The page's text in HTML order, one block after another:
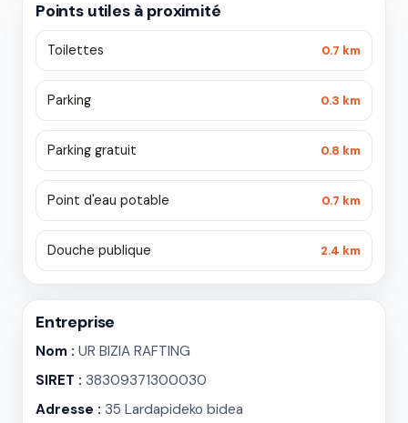
Points utiles à proximité
Toilettes 0.7 km
Parking 0.3 km
Parking gratuit 0.8 km
Point d'eau potable 0.7 km
Douche publique 2.4 km
Entreprise
Nom : UR BIZIA RAFTING
SIRET : 38309371300030
Adresse : 35 Lardapideko bidea